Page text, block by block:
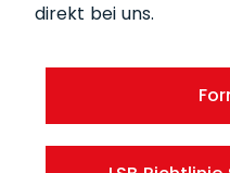
direkt bei uns.